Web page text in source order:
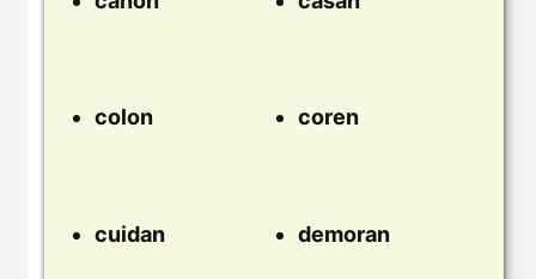
colon coren
cuidan demoran